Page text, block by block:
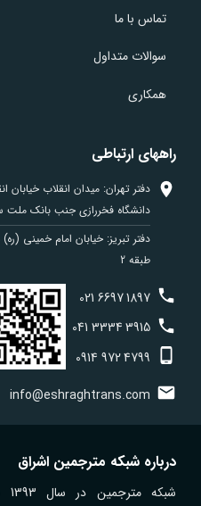
تماس با ما
سوالات متداول
همکاری
راههای ارتباطی
دفتر تهران: میدان انقلاب
دانشگاه فخررازی جنب بانک ملت
دفتر تبریز: خیابان امام خمینی
طبقه 2
021 66971897
041 33343915
0914 9724799
info@eshraghtrans.com
درباره شبکه مترجمین اشراق